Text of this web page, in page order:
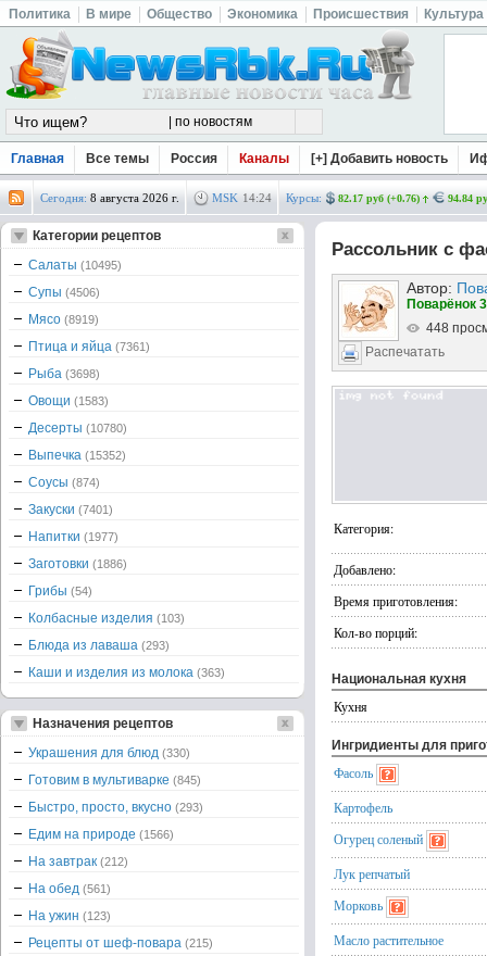
Политика В мире Общество Экономика Происшествия Культура
Главная Все темы Россия Каналы [+] Добавить новость
Сегодня: 8 августа 2026 г. MSK 14:24 Курсы: 82.17 руб (+0.76) 94.84
Рассольник с
Автор:
Поварёнок
448
Распечатать
Категория:
Добавлено:
Время приготовления:
Кол-во порций:
Национальная кухня
Кухня
Ингридиенты для
Фасоль
Картофель
Огурец соленый
Лук репчатый
Морковь
Масло растительное
Категории рецептов
Салаты (10495)
Супы (4506)
Мясо (8919)
Птица и яйца (7361)
Рыба (3698)
Овощи (1583)
Десерты (10780)
Выпечка (15352)
Соусы (874)
Закуски (7401)
Напитки (1977)
Заготовки (1886)
Грибы (54)
Колбасные изделия (103)
Блюда из лаваша (293)
Каши и изделия из молока (363)
Назначения рецептов
Украшения для блюд (330)
Готовим в мультиварке (845)
Быстро, просто, вкусно (293)
Едим на природе (1566)
На завтрак (212)
На обед (561)
На ужин (123)
Рецепты от шеф-повара (215)